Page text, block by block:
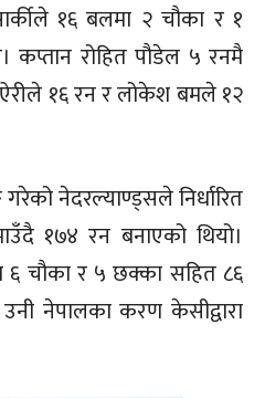
१६ बलमा २ चौका र १
कप्तान रोहित पौडेल ५ रनमै
१६ रन र लोकेश बमले १२
नेदरल्याण्ड्सले निर्धारित
१७४ रन बनाएको थियो।
चौका र ५ छक्का सहित ८६
नेपालका करण केसीद्वारा